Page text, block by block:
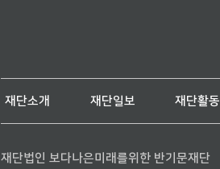
재단소개 재단일보 재단활동
재단법인 보다나은미래를위한 반기문재단